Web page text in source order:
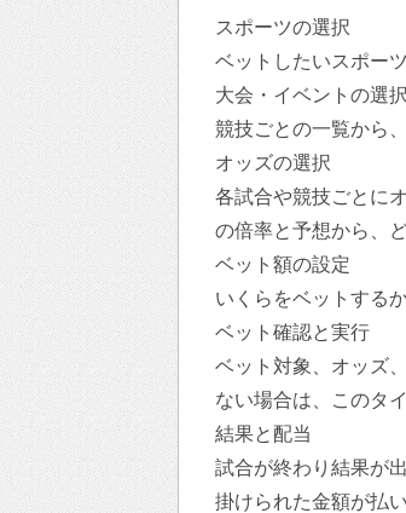
スポーツの選択
ベットしたいスポー
大会・イベントの選択
競技ごとの一覧から
オッズの選択
各試合や競技ごとに
の倍率と予想から、
ベット額の設定
いくらをベットする
ベット確認と実行
ベット対象、オッズ
ない場合は、このタ
結果と配当
試合が終わり結果が
掛けられた金額が払